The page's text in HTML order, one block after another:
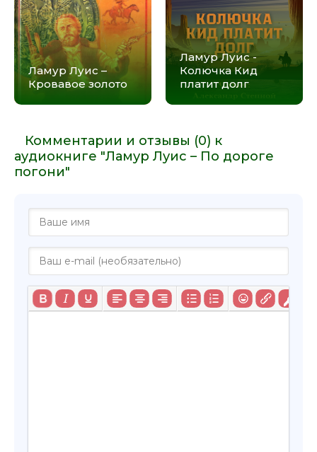
Ламур Луис –
Кровавое золото
Ламур Луис -
Колючка Кид
платит долг
Комментарии и отзывы (0) к
аудиокниге "Ламур Луис – По дороге
погони"